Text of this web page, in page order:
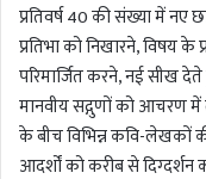
प्रतिवर्ष 40 की संख्या में नए
प्रतिभा को निखारने, विषय के
परिमार्जित करने, नई सीख
मानवीय सद्गुणों को आचरण में
के बीच विभिन्न कवि-
आदर्शों को करीब से दिग्दर्शन